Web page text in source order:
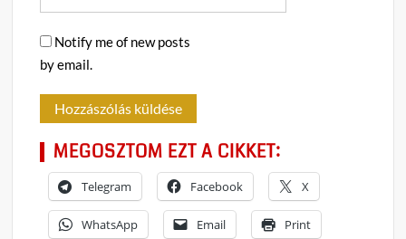
Notify me of new posts
by email.
MEGOSZTOM EZT A CIKKET:
Telegram Facebook X
WhatsApp Email Print